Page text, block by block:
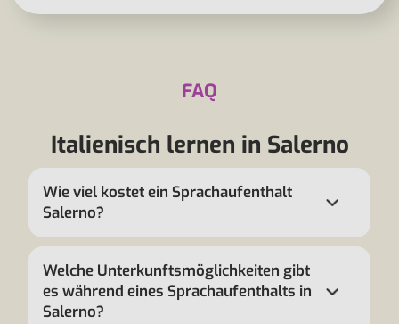
FAQ
Italienisch lernen in Salerno
Wie viel kostet ein Sprachaufenthalt
Salerno?
Welche Unterkunftsmöglichkeiten gibt
es während eines Sprachaufenthalts in
Salerno?